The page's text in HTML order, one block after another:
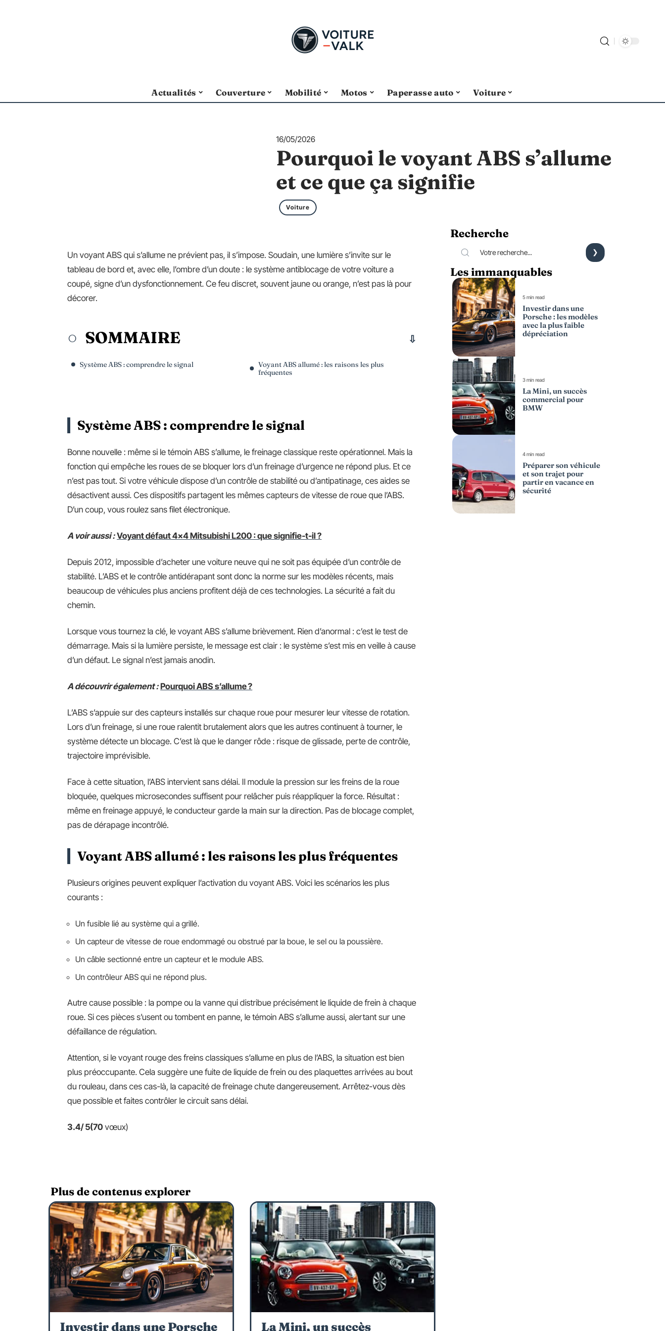
Actualités Couverture Mobilité Motos Paperasse auto Voiture
16/05/2026
Pourquoi le voyant ABS s’allume
et ce que ça signifie
Voiture
Un voyant ABS qui s’allume ne prévient pas, il s’impose. Soudain, une lumière s’invite sur le
tableau de bord et, avec elle, l’ombre d’un doute : le système antiblocage de votre voiture a
coupé, signe d’un dysfonctionnement. Ce feu discret, souvent jaune ou orange, n’est pas là pour
décorer.
SOMMAIRE
Système ABS : comprendre le signal
Voyant ABS allumé : les raisons les plus
fréquentes
Système ABS : comprendre le signal
Bonne nouvelle : même si le témoin ABS s’allume, le freinage classique reste opérationnel. Mais la
fonction qui empêche les roues de se bloquer lors d’un freinage d’urgence ne répond plus. Et ce
n’est pas tout. Si votre véhicule dispose d’un contrôle de stabilité ou d’antipatinage, ces aides se
désactivent aussi. Ces dispositifs partagent les mêmes capteurs de vitesse de roue que l’ABS.
D’un coup, vous roulez sans filet électronique.
A voir aussi : Voyant défaut 4x4 Mitsubishi L200 : que signifie-t-il ?
Depuis 2012, impossible d’acheter une voiture neuve qui ne soit pas équipée d’un contrôle de
stabilité. L’ABS et le contrôle antidérapant sont donc la norme sur les modèles récents, mais
beaucoup de véhicules plus anciens profitent déjà de ces technologies. La sécurité a fait du
chemin.
Lorsque vous tournez la clé, le voyant ABS s’allume brièvement. Rien d’anormal : c’est le test de
démarrage. Mais si la lumière persiste, le message est clair : le système s’est mis en veille à cause
d’un défaut. Le signal n’est jamais anodin.
A découvrir également : Pourquoi ABS s’allume ?
L’ABS s’appuie sur des capteurs installés sur chaque roue pour mesurer leur vitesse de rotation.
Lors d’un freinage, si une roue ralentit brutalement alors que les autres continuent à tourner, le
système détecte un blocage. C’est là que le danger rôde : risque de glissade, perte de contrôle,
trajectoire imprévisible.
Face à cette situation, l’ABS intervient sans délai. Il module la pression sur les freins de la roue
bloquée, quelques microsecondes suffisent pour relâcher puis réappliquer la force. Résultat :
même en freinage appuyé, le conducteur garde la main sur la direction. Pas de blocage complet,
pas de dérapage incontrôlé.
Voyant ABS allumé : les raisons les plus fréquentes
Plusieurs origines peuvent expliquer l’activation du voyant ABS. Voici les scénarios les plus
courants :
Un fusible lié au système qui a grillé.
Un capteur de vitesse de roue endommagé ou obstrué par la boue, le sel ou la poussière.
Un câble sectionné entre un capteur et le module ABS.
Un contrôleur ABS qui ne répond plus.
Autre cause possible : la pompe ou la vanne qui distribue précisément le liquide de frein à chaque
roue. Si ces pièces s’usent ou tombent en panne, le témoin ABS s’allume aussi, alertant sur une
défaillance de régulation.
Attention, si le voyant rouge des freins classiques s’allume en plus de l’ABS, la situation est bien
plus préoccupante. Cela suggère une fuite de liquide de frein ou des plaquettes arrivées au bout
du rouleau, dans ces cas-là, la capacité de freinage chute dangereusement. Arrêtez-vous dès
que possible et faites contrôler le circuit sans délai.
3.4/ 5(70 vœux)
Plus de contenus explorer
Investir dans une Porsche La Mini, un succès
Recherche
Les immanquables
5 min read
Investir dans une
Porsche : les modèles
avec la plus faible
dépréciation
3 min read
La Mini, un succès
commercial pour
BMW
4 min read
Préparer son véhicule
et son trajet pour
partir en vacance en
sécurité